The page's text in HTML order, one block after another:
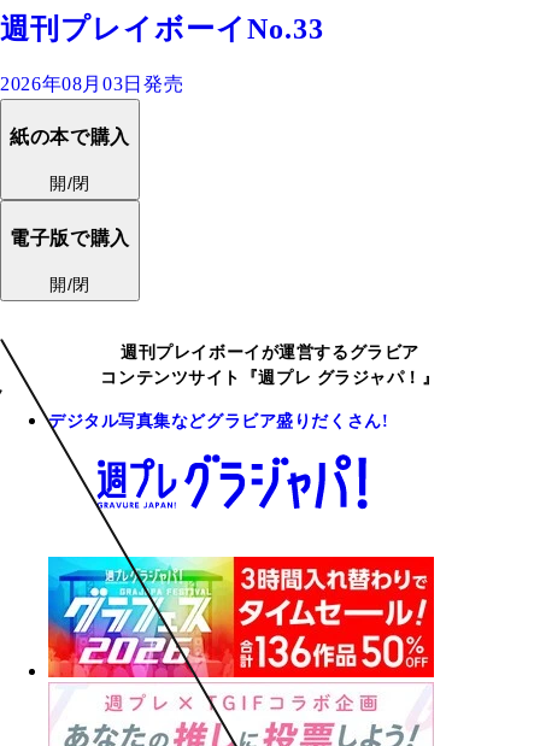
週刊プレイボーイNo.33
2026年08月03日発売
紙の本で購入
開/閉
電子版で購入
開/閉
週刊プレイボーイが運営するグラビア
コンテンツサイト『週プレ グラジャパ！』
デジタル写真集などグラビア盛りだくさん!